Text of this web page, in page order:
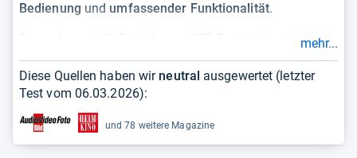
und
lassen
sich
Bedienung und umfassender Funktionalität.
Fernseher mit 42 Zoll / knapp 107 Zentimetern in der
Geräten– der Trend zu großen Bildschirmen mit55
Zoll,65 Zolloder mehr hält an. Was
der XL-Klasse verstecken: HDMI-Eingänge, Smart-TV-
Extras sowie Tuner für Antenne, Kabel und Satellit, teils
mehr...
Diese Quellen haben wir neutral ausgewertet (letzter
Test vom 06.03.2026):
und 78 weitere Magazine